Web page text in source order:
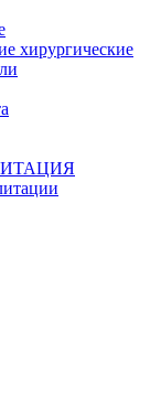
хирургические